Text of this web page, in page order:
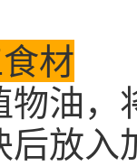
材
物油
后放